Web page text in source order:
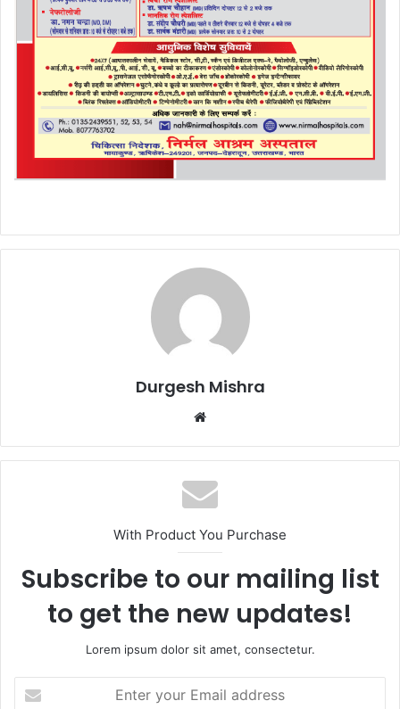
Durgesh Mishra
Website
With Product You Purchase
Subscribe to our mailing list
to get the new updates!
Lorem ipsum dolor sit amet, consectetur.
your